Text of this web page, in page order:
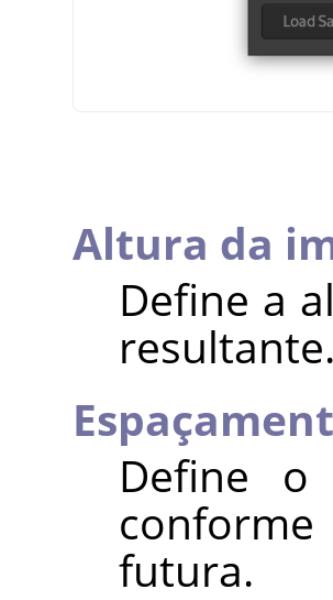
Altura da
Define a
resultante.
Define o
futura.